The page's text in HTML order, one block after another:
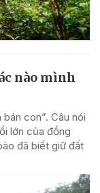
nào mình
con”. Câu nói
lớn của đồng
đã biết giữ đất